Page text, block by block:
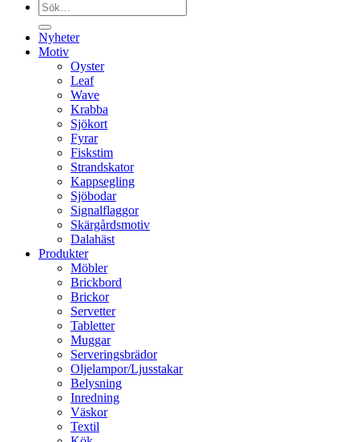
Sök
efter:
Nyheter
Motiv
Oyster
Leaf
Wave
Krabba
Sjökort
Fyrar
Fiskstim
Strandskator
Kappsegling
Sjöbodar
Signalflaggor
Skärgårdsmotiv
Dalahäst
Produkter
Möbler
Brickbord
Brickor
Servetter
Tabletter
Muggar
Serveringsbrädor
Oljelampor/Ljusstakar
Belysning
Inredning
Väskor
Textil